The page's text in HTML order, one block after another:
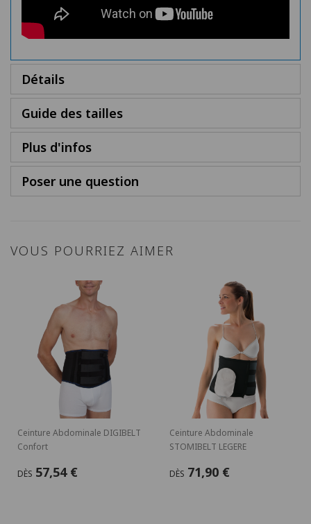
Détails
Guide des tailles
Plus d'infos
Poser une question
VOUS POURRIEZ AIMER
Ceinture Abdominale DIGIBELT
Confort
DÈS 57,54 €
Ceinture Abdominale
STOMIBELT LEGERE
DÈS 71,90 €